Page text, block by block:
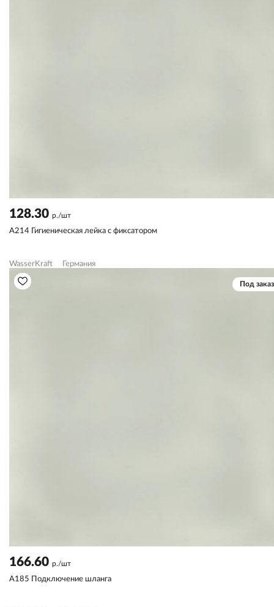
128.30 р./шт
A214 Гигиеническая лейка с фиксатором
WasserKraft Германия
Под заказ
166.60 р./шт
A185 Подключение шланга